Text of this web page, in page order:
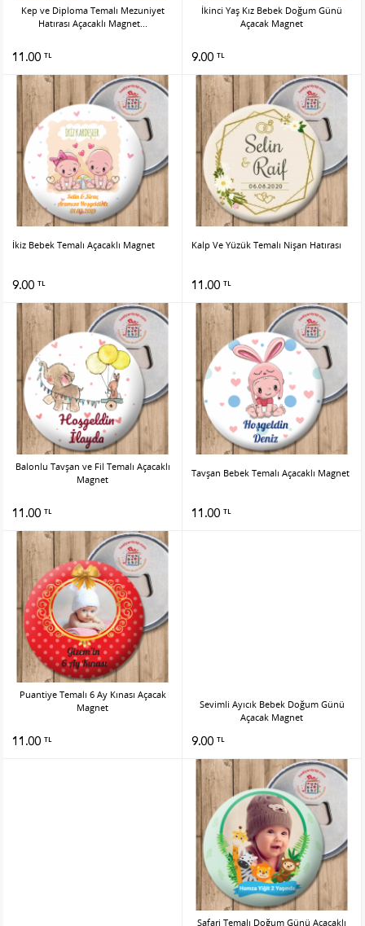
Kep ve Diploma Temalı Mezuniyet
Hatırası Açacaklı Magnet...
11.00 TL
İkinci Yaş Kız Bebek Doğum Günü
Açacak Magnet
9.00 TL
İkiz Bebek Temalı Açacaklı Magnet
9.00 TL
Kalp Ve Yüzük Temalı Nişan Hatırası
11.00 TL
Balonlu Tavşan ve Fil Temalı Açacaklı
Magnet
11.00 TL
Tavşan Bebek Temalı Açacaklı Magnet
11.00 TL
Puantiye Temalı 6 Ay Kınası Açacak
Magnet
11.00 TL
Sevimli Ayıcık Bebek Doğum Günü
Açacak Magnet
9.00 TL
Safari Temalı Doğum Günü Açacaklı